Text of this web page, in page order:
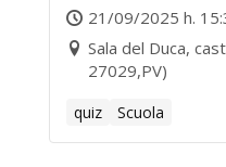
21/09/2025 h.
Sala del Duca,
27029,PV)
quiz Scuola